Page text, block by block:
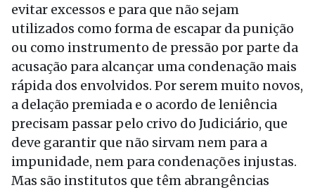
evitar excessos e para que não sejam
utilizados como forma de escapar da punição
ou como instrumento de pressão por parte da
acusação para alcançar uma condenação mais
rápida dos envolvidos. Por serem muito novos,
a delação premiada e o acordo de leniência
precisam passar pelo crivo do Judiciário, que
deve garantir que não sirvam nem para a
impunidade, nem para condenações injustas.
Mas são institutos que têm abrangências